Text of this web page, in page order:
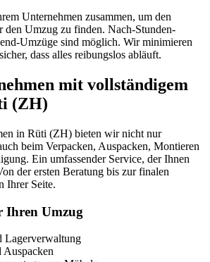
Unternehmen zusammen, um den
den Umzug zu finden. Nach-Stunden-
Umzüge sind möglich. Wir minimieren
dass alles reibungslos abläuft.
mit vollständigem
(ZH)
in Rüti (ZH) bieten wir nicht nur
beim Verpacken, Auspacken, Montieren
Ein umfassender Service, der Ihnen
der ersten Beratung bis zur finalen
Ihrer Seite.
Ihren Umzug
Lagerverwaltung
Auspacken